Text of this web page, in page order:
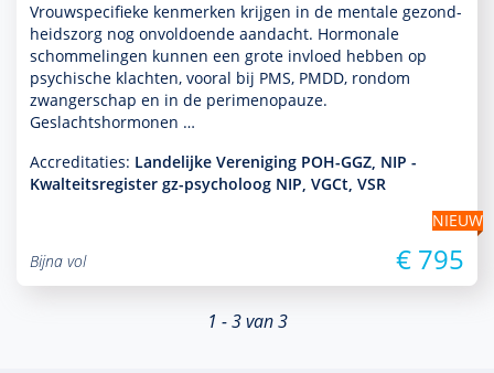
Vrouwspeci­fieke kenmerken krijgen in de mentale gezond­
heids­zorg nog onvol­doende aan­dacht. Hormonale
schommelingen kunnen een grote invloed hebben op
psychische klachten, vooral bij PMS, PMDD, ron­dom
zwangerschap en in de perimenopauze.
Geslachtshormonen …
Accreditaties: Landelijke Vereniging POH-GGZ, NIP -
Kwalteitsregister gz-psycholoog NIP, VGCt, VSR
NIEUW
Bijna vol
€ 795
1 - 3 van 3